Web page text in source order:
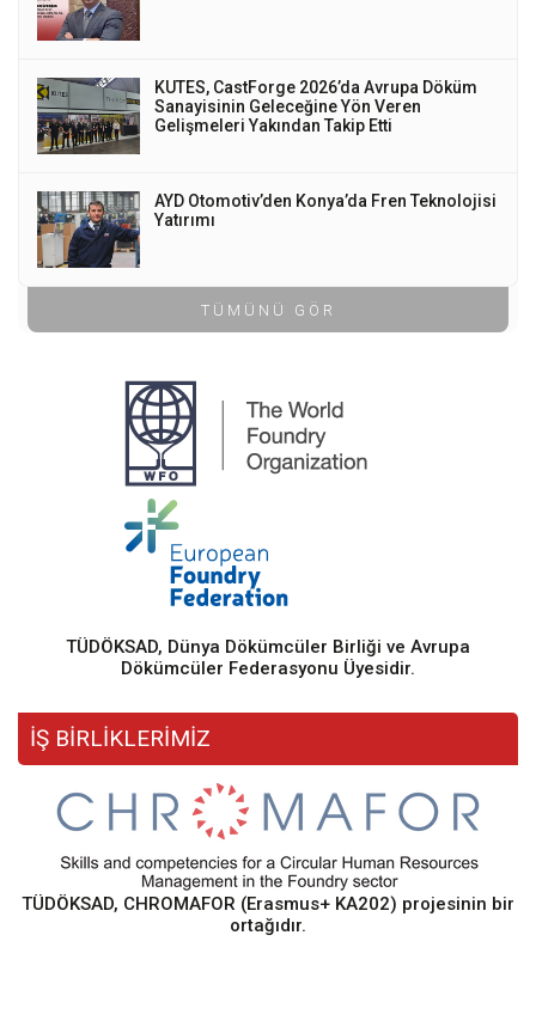
KUTES, CastForge 2026’da Avrupa Döküm
Sanayisinin Geleceğine Yön Veren
Gelişmeleri Yakından Takip Etti
AYD Otomotiv’den Konya’da Fren Teknolojisi
Yatırımı
TÜMÜNÜ GÖR
TÜDÖKSAD, Dünya Dökümcüler Birliği ve Avrupa
Dökümcüler Federasyonu Üyesidir.
İŞ BİRLİKLERİMİZ
TÜDÖKSAD, CHROMAFOR (Erasmus+ KA202) projesinin bir
ortağıdır.